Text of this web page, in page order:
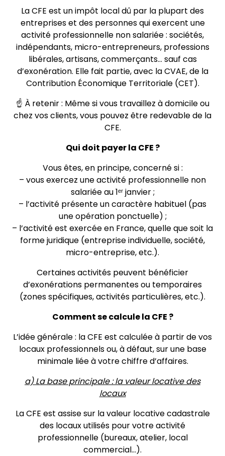
La CFE est un impôt local dû par la plupart des
entreprises et des personnes qui exercent une
activité professionnelle non salariée : sociétés,
indépendants, micro-entrepreneurs, professions
libérales, artisans, commerçants… sauf cas
d’exonération. Elle fait partie, avec la CVAE, de la
Contribution Économique Territoriale (CET).
☝️ À retenir : Même si vous travaillez à domicile ou
chez vos clients, vous pouvez être redevable de la
CFE.
Qui doit payer la CFE ?
Vous êtes, en principe, concerné si :
– vous exercez une activité professionnelle non
salariée au 1ᵉʳ janvier ;
– l’activité présente un caractère habituel (pas
une opération ponctuelle) ;
– l’activité est exercée en France, quelle que soit la
forme juridique (entreprise individuelle, société,
micro-entreprise, etc.).
Certaines activités peuvent bénéficier
d’exonérations permanentes ou temporaires
(zones spécifiques, activités particulières, etc.).
Comment se calcule la CFE ?
L’idée générale : la CFE est calculée à partir de vos
locaux professionnels ou, à défaut, sur une base
minimale liée à votre chiffre d’affaires.
a) La base principale : la valeur locative des
locaux
La CFE est assise sur la valeur locative cadastrale
des locaux utilisés pour votre activité
professionnelle (bureaux, atelier, local
commercial…).